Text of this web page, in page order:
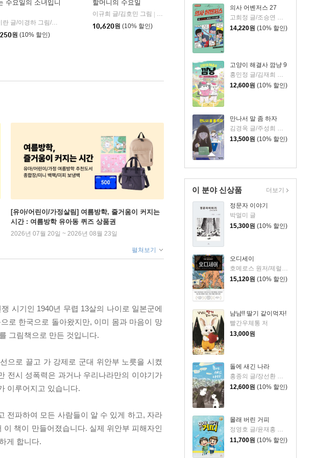
의사 어벤저스 27
고희정 글/조승연 그림/류정민 감수
14,220원 (10% 할인)
고양이 해결사 깜냥 9
홍민정 글/김재희 그림
12,600원 (10% 할인)
만나서 말 좀 하자
김경옥 글/주성희 그림
13,500원 (10% 할인)
이 분야 신상품
정문자 이야기
박멀미 글
15,300원 (10% 할인)
오디세이
호메로스 원저/제럴딘 매코크런 글/김재용 역/장시은 감수
15,120원 (10% 할인)
냠냠!! 딸기 같이먹자!
빨간우체통 저
13,000원
돌에 새긴 나라
홍종의 글/장선환 그림
12,600원 (10% 할인)
몰래 버린 거피
11,700원 (10% 할인)
더보기
수요일의 소녀입니
안미란 글/이경하 그림/한혜인 감수
개암나무
원 (10% 할인)
할머니의 수요일
이규희 글/김호민 그림
주니어김영사
10,620원 (10% 할인)
[유아/어린이/가정살림] 여름방학, 줄거움이 커지는
시간 : 여름방학 유아동 퀴즈 상품권
2026년 07월 20일 ~ 2026년 08월 23일
펼쳐보기
시기인 1940년 무렵 13살의 나이로 일본군에
로 한국으로 돌아왔지만, 이미 몸과 마음이 망
그림책으로 만든 것입니다.
으로 끌고 가 강제로 군대 위안부 노릇을 시켰
전시 성폭력은 과거나 우리나라만의 이야기가
이루어지고 있습니다.
전파하여 모든 사람들이 알 수 있게 하고, 자라
책이 만들어졌습니다. 실제 위안부 피해자인
게 합니다.